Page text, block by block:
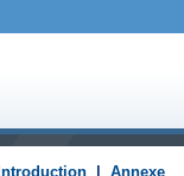
Introduction|
Annexe